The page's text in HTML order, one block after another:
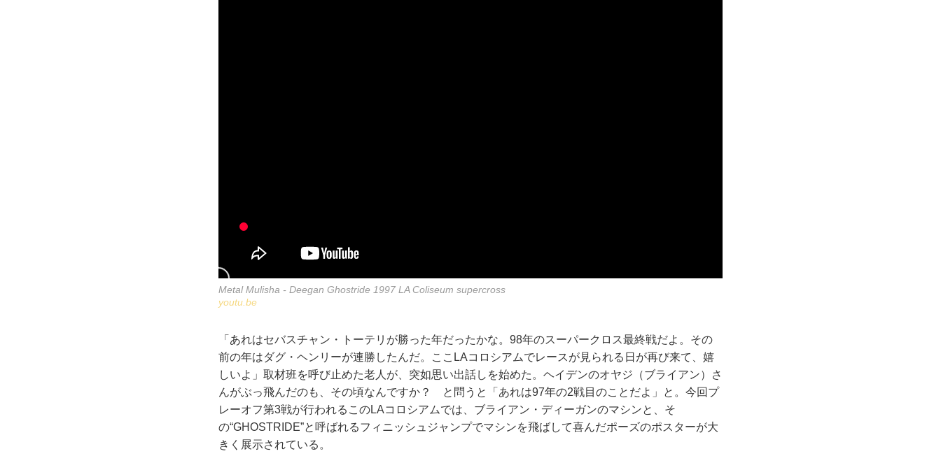
Metal Mulisha - Deegan Ghostride 1997 LA Coliseum supercross
youtu.be
「あれはセバスチャン・トーテリが勝った年だったかな。98年のスーパークロス最終戦だよ。その
前の年はダグ・ヘンリーが連勝したんだ。ここLAコロシアムでレースが見られる日が再び来て、嬉
しいよ」取材班を呼び止めた老人が、突如思い出話しを始めた。ヘイデンのオヤジ（ブライアン）さ
んがぶっ飛んだのも、その頃なんですか？ と問うと「あれは97年の2戦目のことだよ」と。今回プ
レーオフ第3戦が行われるこのLAコロシアムでは、ブライアン・ディーガンのマシンと、そ
の“GHOSTRIDE”と呼ばれるフィニッシュジャンプでマシンを飛ばして喜んだポーズのポスターが大
きく展示されている。